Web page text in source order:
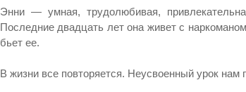
Энни — умная, трудолюбивая,
Последние двадцать лет она живет с
бьет ее.
В жизни все повторяется. Неусвоенный урок нам